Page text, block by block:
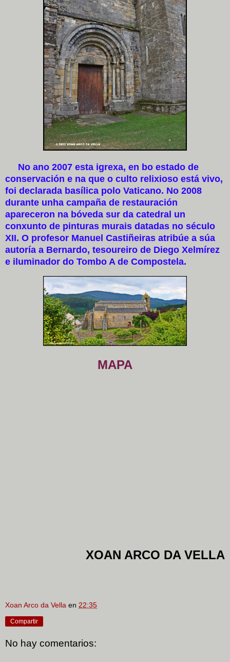
No ano 2007 esta igrexa, en bo estado de
conservación e na que o culto relixioso está vivo,
foi declarada basílica polo Vaticano. No 2008
durante unha campaña de restauración
apareceron na bóveda sur da catedral un
conxunto de pinturas murais datadas no século
XII. O profesor Manuel Castiñeiras atribúe a súa
autoría a Bernardo, tesoureiro de Diego Xelmírez
e iluminador do Tombo A de Compostela.
MAPA
XOAN ARCO DA VELLA
Xoan Arco da Vella en 22:35
Compartir
No hay comentarios: